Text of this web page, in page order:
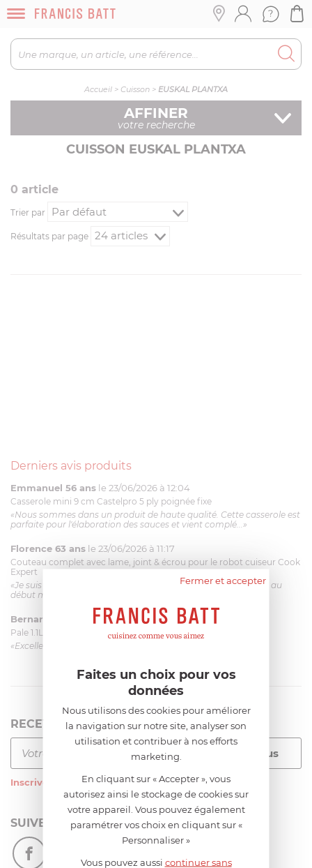
Accueil > Cuisson > EUSKAL PLANTXA
AFFINER
votre recherche
CUISSON EUSKAL PLANTXA
0 article
Trier par
Résultats par page
Derniers avis produits
Emmanuel 56 ans le 23/06/2026 à 12:04
Casserole mini 9 cm Castelpro 5 ply poignée fixe
«Nous sommes dans un produit de haute qualité. Cette casserole est
parfaite pour l'élaboration des sauces et vient complé...»
Florence 63 ans le 23/06/2026 à 11:17
Couteau complet avec lame, joint & écrou pour le robot cuiseur Cook
Expert
«Je suis satisfaite du couteau Magimix. L'écrou est un peu dur au
début mais ça le fait. La livraison a été très rapide. ...»
Bernard le 23/06/2026 à 09:43
Pale 1.1L pour Glacier Magimix 11031/121/123/124
«Excellent: produit et livraison»
RECEVEZ LA NEWSLETTER
Inscrivez-vous à notre newsletter
SUIVEZ-NOUS
Fermer et accepter
Faites un choix pour vos
données
Nous utilisons des cookies pour améliorer
la navigation sur notre site, analyser son
utilisation et contribuer à nos efforts
marketing.
En cliquant sur « Accepter », vous
autorisez ainsi le stockage de cookies sur
votre appareil. Vous pouvez également
paramétrer vos choix en cliquant sur «
Personnaliser »
Vous pouvez aussi continuer sans